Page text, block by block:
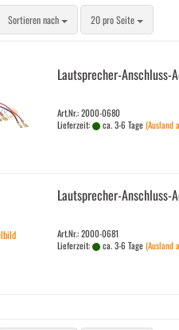
Sortieren nach
Sortieren nach 20 pro Seite
pro Seite
Lautsprecher-​​Anschluss-​
Art.Nr.: 2000-0680
Lieferzeit:
ca. 3-6 Tage(Ausland
Lautsprecher-​​Anschluss-​
Art.Nr.: 2000-0681
Lieferzeit:
ca. 3-6 Tage(Ausland